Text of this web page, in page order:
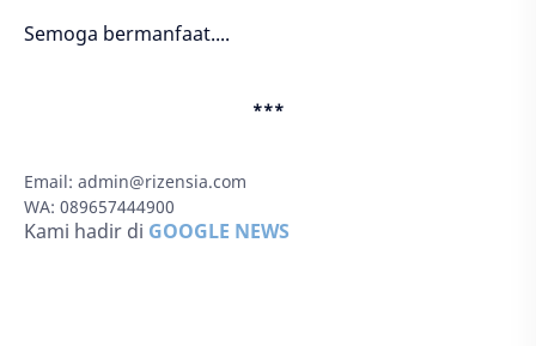
Semoga bermanfaat....
***
Email: admin@rizensia.com
WA: 089657444900
Kami hadir di GOOGLE NEWS